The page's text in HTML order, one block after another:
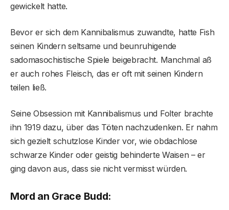
gewickelt hatte.
Bevor er sich dem Kannibalismus zuwandte, hatte Fish
seinen Kindern seltsame und beunruhigende
sadomasochistische Spiele beigebracht. Manchmal aß
er auch rohes Fleisch, das er oft mit seinen Kindern
teilen ließ.
Seine Obsession mit Kannibalismus und Folter brachte
ihn 1919 dazu, über das Töten nachzudenken. Er nahm
sich gezielt schutzlose Kinder vor, wie obdachlose
schwarze Kinder oder geistig behinderte Waisen – er
ging davon aus, dass sie nicht vermisst würden.
Mord an Grace Budd: